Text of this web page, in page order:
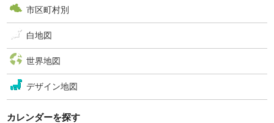
市区町村別
白地図
世界地図
デザイン地図
カレンダーを探す